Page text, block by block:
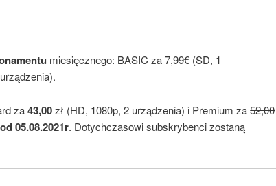
miesięcznego: BASIC za 7,99€ (SD, 1
za43,00zł (HD, 1080p, 2 urządzenia) i Premium za52,00
05.08.2021r. Dotychczasowi subskrybenci zostaną